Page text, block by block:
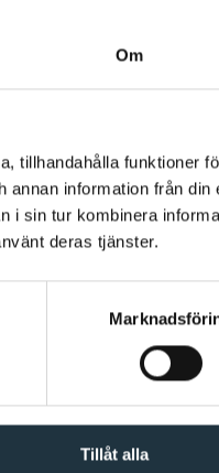
Om
tillhandahålla funktioner
information från din
i sin tur kombinera
deras tjänster.
Tillåt alla
Art nr.
998,00